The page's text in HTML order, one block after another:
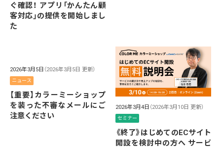
ぐ確認！ アプリ「かんたん顧
客対応」の提供を開始しまし
た
2026年3月5日 （2026年3月5日 更新）
ニュース
【重要】カラーミーショップ
を装った不審なメールにご
注意ください
2026年3月4日 （2026年3月10日 更新）
セミナー
《終了》はじめてのECサイト
開設を検討中の方へ サービ